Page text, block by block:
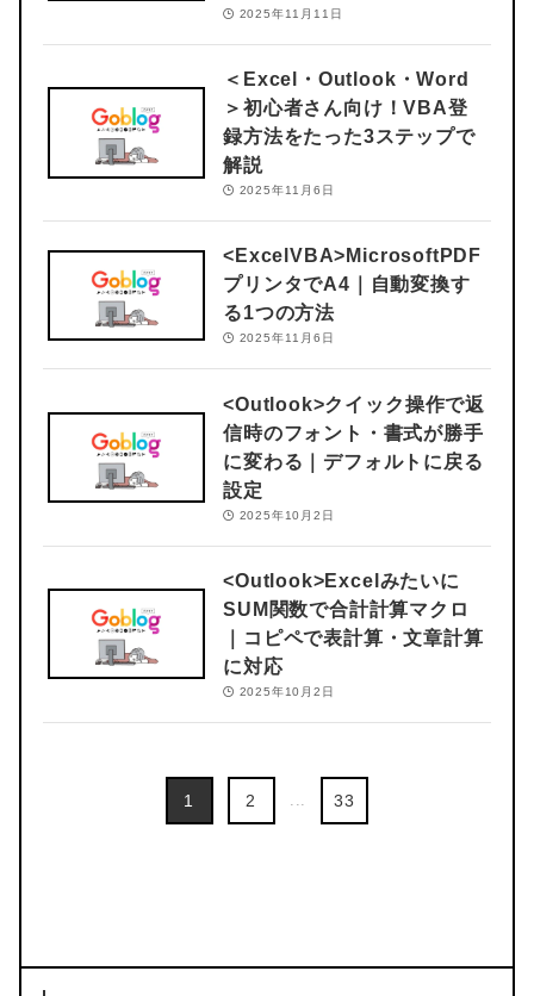
2025年11月11日
＜Excel・Outlook・Word
＞初心者さん向け！VBA登
録方法をたった3ステップで
解説
2025年11月6日
<ExcelVBA>MicrosoftPDF
プリンタでA4｜自動変換す
る1つの方法
2025年11月6日
<Outlook>クイック操作で返
信時のフォント・書式が勝手
に変わる｜デフォルトに戻る
設定
2025年10月2日
<Outlook>Excelみたいに
SUM関数で合計計算マクロ
｜コピペで表計算・文章計算
に対応
2025年10月2日
1 2 33